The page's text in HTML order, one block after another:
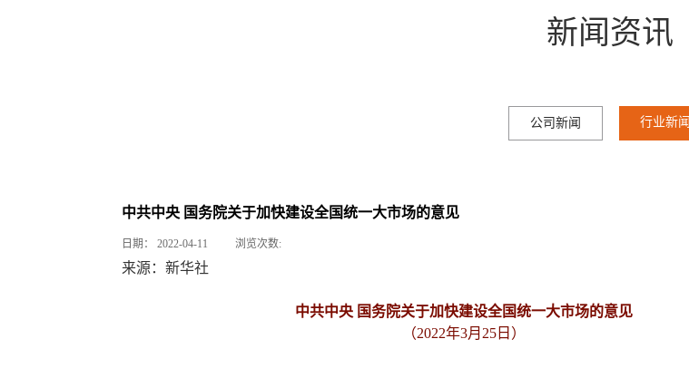
新闻资讯
公司新闻 行业新闻
中共中央 国务院关于加快建设全国统一大市场的意见
日期： 2022-04-11 浏览次数:
来源：新华社
中共中央 国务院关于加快建设全国统一大市场的意见
（2022年3月25日）